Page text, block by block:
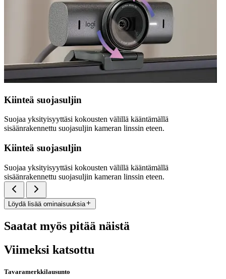
Kiinteä suojasuljin
Suojaa yksityisyyttäsi kokousten välillä kääntämällä
sisäänrakennettu suojasuljin kameran linssin eteen.
Kiinteä suojasuljin
Suojaa yksityisyyttäsi kokousten välillä kääntämällä
sisäänrakennettu suojasuljin kameran linssin eteen.
Löydä lisää ominaisuuksia
Saatat myös pitää näistä
Viimeksi katsottu
Tavaramerkkilausunto